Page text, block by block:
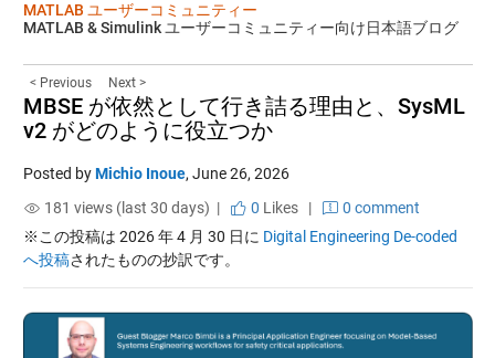
MATLAB ユーザーコミュニティー
MATLAB & Simulink ユーザーコミュニティー向け日本語ブログ
< Previous Next >
MBSE が依然として行き詰る理由と、SysML
v2 がどのように役立つか
Posted byMichio Inoue, June 26, 2026
181 views (last 30 days) |
0 Likes|
0 comment
※この投稿は 2026 年 4 月 30 日に Digital Engineering De-coded
へ投稿されたものの抄訳です。